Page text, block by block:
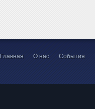
Главная О нас События